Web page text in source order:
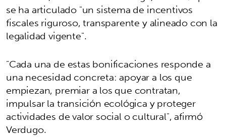
se ha articulado "un sistema de incentivos
fiscales riguroso, transparente y alineado con la
legalidad vigente".
"Cada una de estas bonificaciones responde a
una necesidad concreta: apoyar a los que
empiezan, premiar a los que contratan,
impulsar la transición ecológica y proteger
actividades de valor social o cultural", afirmó
Verdugo.